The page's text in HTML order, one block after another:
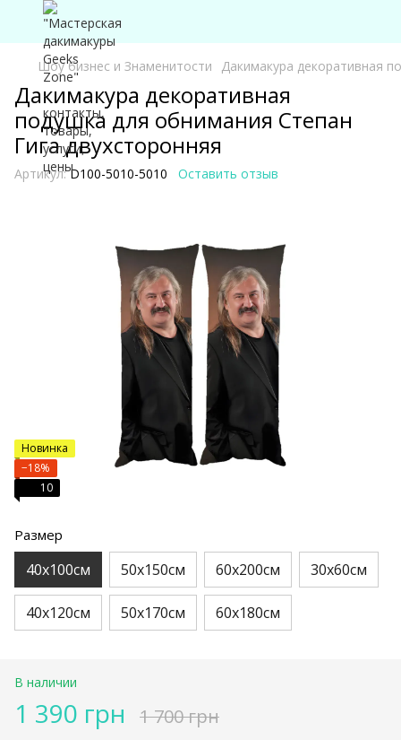
Шоу бизнес и Знаменитости Дакимакура декоративная
Дакимакура декоративная
подушка для обнимания Степан
Гига двухсторонняя
Артикул:D100-5010-5010 Оставить отзыв
Новинка
−18%
10
Размер
40х100см 50х150см 60х200см 30х60см
40х120см 50х170см 60х180см
В наличии
1 390 грн 1 700 грн